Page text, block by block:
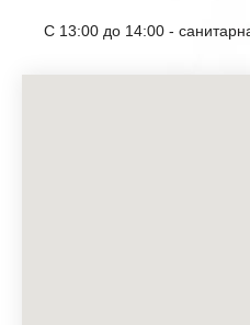
С 13:00 до 14:00 -